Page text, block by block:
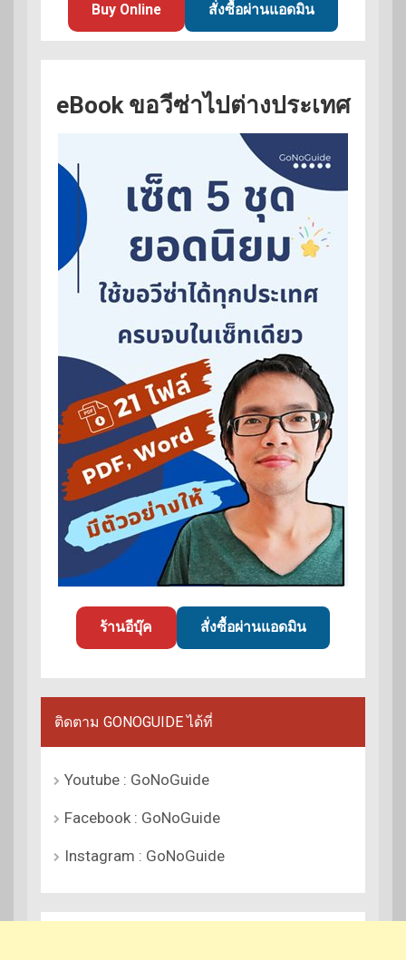
Buy Online สั่งซื้อผ่านแอดมิน
eBook ขอวีซ่าไปต่างประเทศ
ร้านอีบุ๊ค สั่งซื้อผ่านแอดมิน
ติดตาม GONOGUIDE ได้ที่
Youtube : GoNoGuide
Facebook : GoNoGuide
Instagram : GoNoGuide